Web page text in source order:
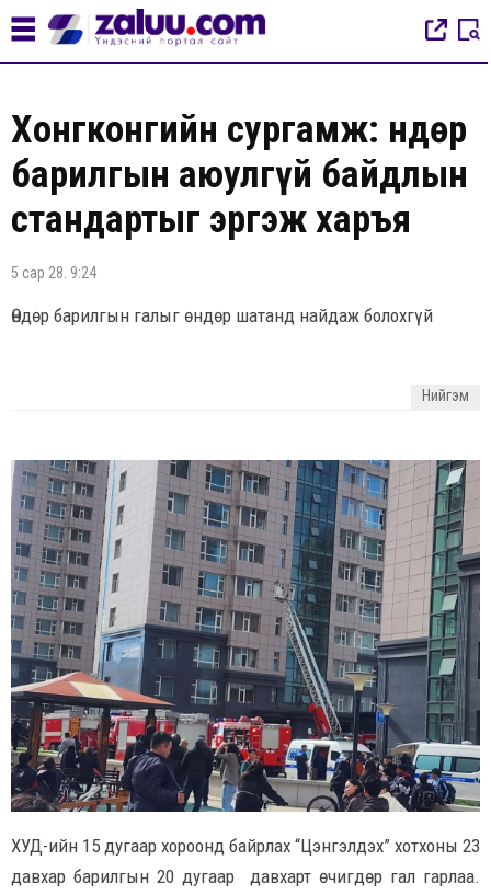
Хонгконгийн сургамж: Өндөр
барилгын аюулгүй байдлын
стандартыг эргэж харъя
5 сар 28. 9:24
Өндөр барилгын галыг өндөр шатанд найдаж болохгүй
Нийгэм
ХУД-ийн 15 дугаар хороонд байрлах “Цэнгэлдэх” хотхоны 23
давхар барилгын 20 дугаар давхарт өчигдөр гал гарлаа.